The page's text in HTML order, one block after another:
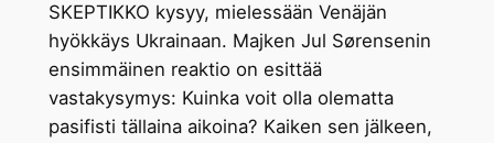
SKEPTIKKO kysyy, mielessään Venäjän
hyökkäys Ukrainaan. Majken Jul Sørensenin
ensimmäinen reaktio on esittää
vastakysymys: Kuinka voit olla olematta
pasifisti tällaina aikoina? Kaiken sen jälkeen,